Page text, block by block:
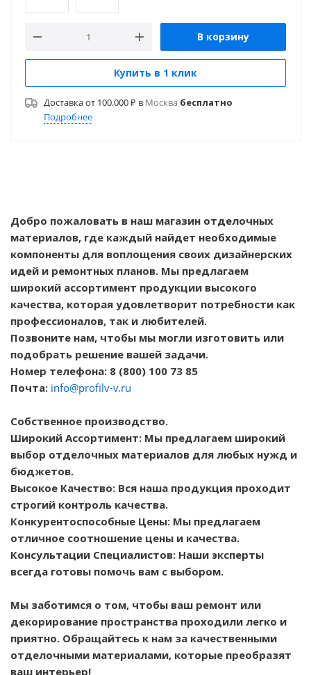
В корзину
Купить в 1 клик
Доставка от 100.000 ₽ в Москва бесплатно
Подробнее
Добро пожаловать в наш магазин отделочных
материалов, где каждый найдет необходимые
компоненты для воплощения своих дизайнерских
идей и ремонтных планов. Мы предлагаем
широкий ассортимент продукции высокого
качества, которая удовлетворит потребности как
профессионалов, так и любителей.
Позвоните нам, чтобы мы могли изготовить или
подобрать решение вашей задачи.
Номер телефона: 8 (800) 100 73 85
Почта: info@profilv-v.ru
Собственное производство.
Широкий Ассортимент: Мы предлагаем широкий
выбор отделочных материалов для любых нужд и
бюджетов.
Высокое Качество: Вся наша продукция проходит
строгий контроль качества.
Конкурентоспособные Цены: Мы предлагаем
отличное соотношение цены и качества.
Консультации Специалистов: Наши эксперты
всегда готовы помочь вам с выбором.
Мы заботимся о том, чтобы ваш ремонт или
декорирование пространства проходили легко и
приятно. Обращайтесь к нам за качественными
отделочными материалами, которые преобразят
ваш интерьер!